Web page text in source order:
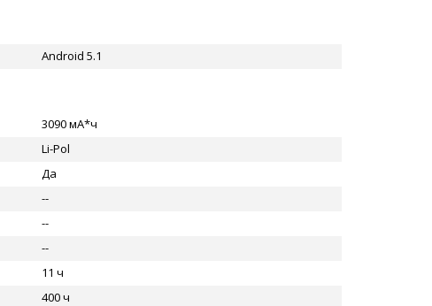
Android 5.1
3090 мА*ч
Li-Pol
Да
--
--
--
11 ч
400 ч